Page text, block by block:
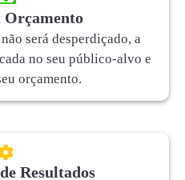
Orçamento
será desperdiçado, a
no seu público-alvo e
orçamento.
Resultados